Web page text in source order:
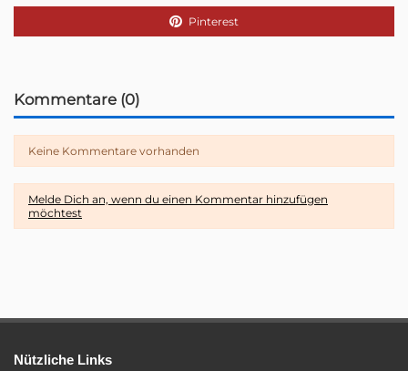
Pinterest
Kommentare (0)
Keine Kommentare vorhanden
Melde Dich an, wenn du einen Kommentar hinzufügen
möchtest
Nützliche Links